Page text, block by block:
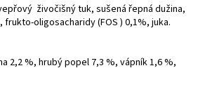
živočišný tuk, sušená řepná dužina,
oligosacharidy (FOS ) 0,1%, juka.
2,2 %, hrubý popel 7,3 %, vápník 1,6 %,